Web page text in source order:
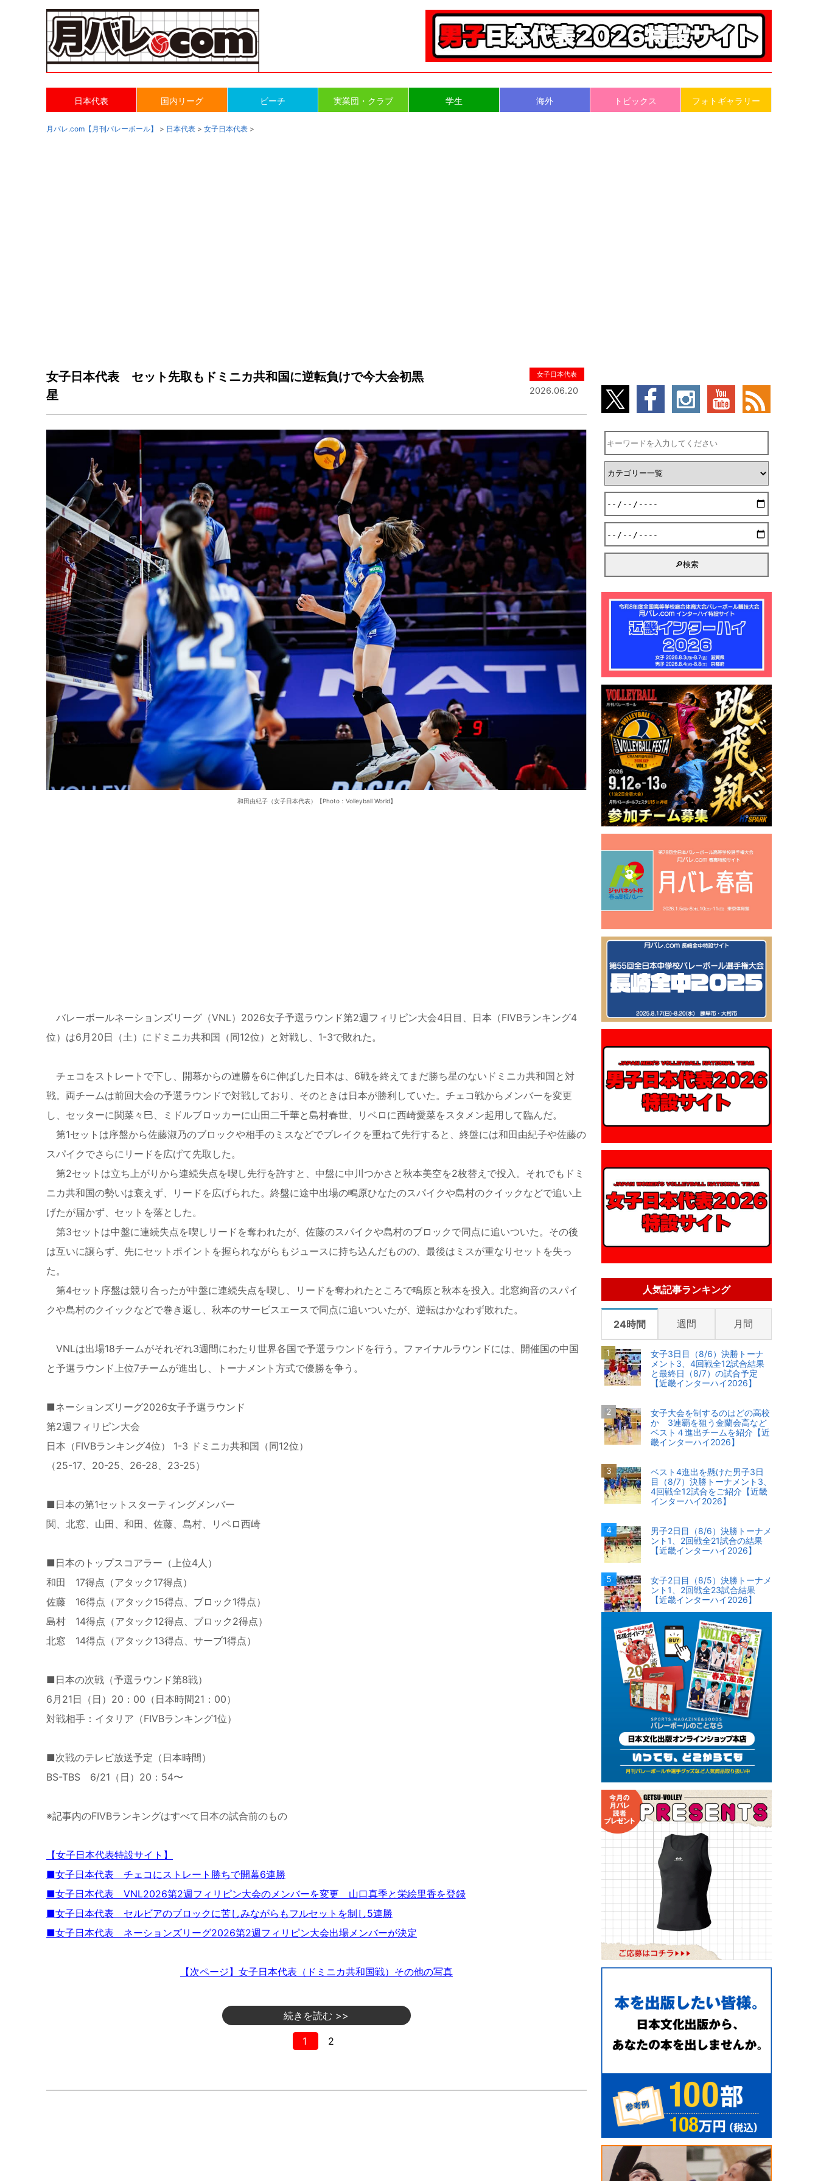
日本代表 国内リーグ ビーチ 実業団・クラブ 学生 海外 トピックス フォトギャラリー
月バレ.com【月刊バレーボール】 > 日本代表 > 女子日本代表 >
女子日本代表 セット先取もドミニカ共和国に逆転負けで今大会初黒
星
女子日本代表
2026.06.20
和田由紀子（女子日本代表）【Photo：Volleyball World】
バレーボールネーションズリーグ（VNL）2026女子予選ラウンド第2週フィリピン大会4日目、日本（FIVBランキング4
位）は6月20日（土）にドミニカ共和国（同12位）と対戦し、1-3で敗れた。
チェコをストレートで下し、開幕からの連勝を6に伸ばした日本は、6戦を終えてまだ勝ち星のないドミニカ共和国と対
戦。両チームは前回大会の予選ラウンドで対戦しており、そのときは日本が勝利していた。チェコ戦からメンバーを変更
し、セッターに関菜々巳、ミドルブロッカーに山田二千華と島村春世、リベロに西崎愛菜をスタメン起用して臨んだ。
第1セットは序盤から佐藤淑乃のブロックや相手のミスなどでブレイクを重ねて先行すると、終盤には和田由紀子や佐藤の
スパイクでさらにリードを広げて先取した。
第2セットは立ち上がりから連続失点を喫し先行を許すと、中盤に中川つかさと秋本美空を2枚替えで投入。それでもドミ
ニカ共和国の勢いは衰えず、リードを広げられた。終盤に途中出場の鴫原ひなたのスパイクや島村のクイックなどで追い上
げたが届かず、セットを落とした。
第3セットは中盤に連続失点を喫しリードを奪われたが、佐藤のスパイクや島村のブロックで同点に追いついた。その後
は互いに譲らず、先にセットポイントを握られながらもジュースに持ち込んだものの、最後はミスが重なりセットを失っ
た。
第4セット序盤は競り合ったが中盤に連続失点を喫し、リードを奪われたところで鴫原と秋本を投入。北窓絢音のスパイ
クや島村のクイックなどで巻き返し、秋本のサービスエースで同点に追いついたが、逆転はかなわず敗れた。
VNLは出場18チームがそれぞれ3週間にわたり世界各国で予選ラウンドを行う。ファイナルラウンドには、開催国の中国
と予選ラウンド上位7チームが進出し、トーナメント方式で優勝を争う。
■ネーションズリーグ2026女子予選ラウンド
第2週フィリピン大会
日本（FIVBランキング4位） 1-3 ドミニカ共和国（同12位）
（25-17、20-25、26-28、23-25）
■日本の第1セットスターティングメンバー
関、北窓、山田、和田、佐藤、島村、リベロ西崎
■日本のトップスコアラー（上位4人）
和田 17得点（アタック17得点）
佐藤 16得点（アタック15得点、ブロック1得点）
島村 14得点（アタック12得点、ブロック2得点）
北窓 14得点（アタック13得点、サーブ1得点）
■日本の次戦（予選ラウンド第8戦）
6月21日（日）20：00（日本時間21：00）
対戦相手：イタリア（FIVBランキング1位）
■次戦のテレビ放送予定（日本時間）
BS-TBS 6/21（日）20：54〜
※記事内のFIVBランキングはすべて日本の試合前のもの
【女子日本代表特設サイト】
■女子日本代表 チェコにストレート勝ちで開幕6連勝
■女子日本代表 VNL2026第2週フィリピン大会のメンバーを変更 山口真季と栄絵里香を登録
■女子日本代表 セルビアのブロックに苦しみながらもフルセットを制し5連勝
■女子日本代表 ネーションズリーグ2026第2週フィリピン大会出場メンバーが決定
【次ページ】女子日本代表（ドミニカ共和国戦）その他の写真
続きを読む >>
1 2
人気記事ランキング
24時間 週間 月間
女子3日目（8/6）決勝トーナ
メント3、4回戦全12試合結果
と最終日（8/7）の試合予定
【近畿インターハイ2026】
女子大会を制するのはどの高校
か 3連覇を狙う金蘭会高など
ベスト４進出チームを紹介【近
畿インターハイ2026】
ベスト4進出を懸けた男子3日
目（8/7）決勝トーナメント3、
4回戦全12試合をご紹介【近畿
インターハイ2026】
男子2日目（8/6）決勝トーナメ
ント1、2回戦全21試合の結果
【近畿インターハイ2026】
女子2日目（8/5）決勝トーナメ
ント1、2回戦全23試合結果
【近畿インターハイ2026】